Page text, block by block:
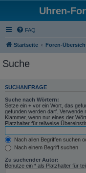
Uhren-
FAQ
Startseite Foren-
Suche
SUCHANFRAGE
Suche nach Wörtern:
Setze ein + vor ein Wort, das
gefunden werden darf.
Klammer, wenn nur eines der
Platzhalter für teilweise
Nach allen Begriffen suchen
Nach einem Begriff suchen
Zu suchender Autor:
Benutze ein * als Platzhalter für